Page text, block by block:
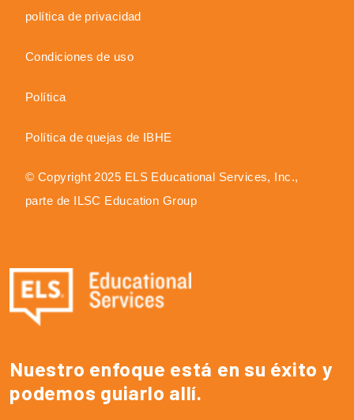
Nuestro enfoque está en su éxito y
podemos guiarlo allí.
política de privacidad
Condiciones de uso
Política
Política de quejas de IBHE
© Copyright 2025 ELS Educational Services, Inc.,
parte de ILSC Education Group